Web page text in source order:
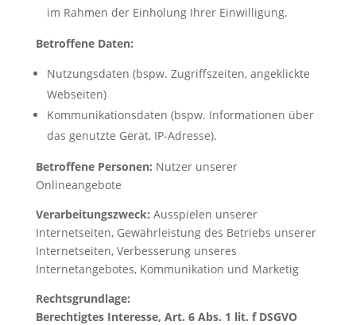
im Rahmen der Einholung Ihrer Einwilligung.
Betroffene Daten:
Nutzungsdaten (bspw. Zugriffszeiten, angeklickte
Webseiten)
Kommunikationsdaten (bspw. Informationen über
das genutzte Gerät, IP-Adresse).
Betroffene Personen: Nutzer unserer
Onlineangebote
Verarbeitungszweck: Ausspielen unserer
Internetseiten, Gewährleistung des Betriebs unserer
Internetseiten, Verbesserung unseres
Internetangebotes, Kommunikation und Marketig
Rechtsgrundlage:
Berechtigtes Interesse, Art. 6 Abs. 1 lit. f DSGVO